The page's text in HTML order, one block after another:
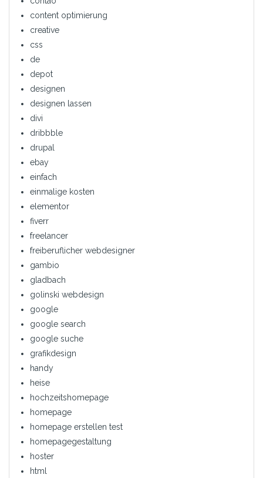
content optimierung
creative
css
de
depot
designen
designen lassen
divi
dribbble
drupal
ebay
einfach
einmalige kosten
elementor
fiverr
freelancer
freiberuflicher webdesigner
gambio
gladbach
golinski webdesign
google
google search
google suche
grafikdesign
handy
heise
hochzeitshomepage
homepage
homepage erstellen test
homepagegestaltung
hoster
html